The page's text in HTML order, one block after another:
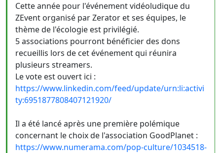
Cette année pour l'événement vidéoludique du
ZEvent organisé par Zerator et ses équipes, le
thème de l'écologie est privilégié.
5 associations pourront bénéficier des dons
recueillis lors de cet événement qui réunira
plusieurs streamers.
Le vote est ouvert ici :
https://www.linkedin.com/feed/update/urn:li:activi
ty:6951877808407121920/
Il a été lancé après une première polémique
concernant le choix de l'association GoodPlanet :
https://www.numerama.com/pop-culture/1034518-